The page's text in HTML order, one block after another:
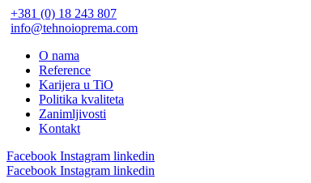
+381 (0) 18 243 807
info@tehnoioprema.com
O nama
Reference
Karijera u TiO
Politika kvaliteta
Zanimljivosti
Kontakt
Facebook Instagram linkedin
Facebook Instagram linkedin